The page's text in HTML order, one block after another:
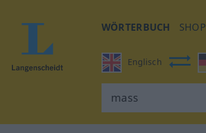
WÖRTERBUCH SHOP
Englisch